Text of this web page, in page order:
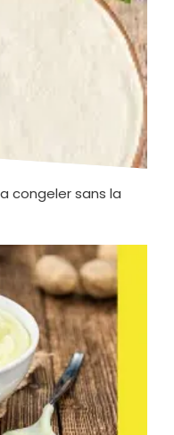
congeler sans la